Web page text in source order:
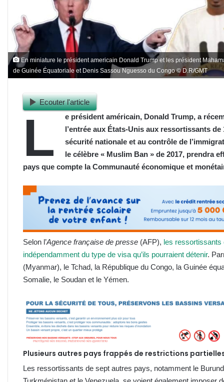
En miniature le président americain Donald Trump et les président
de Guinée Équatoriale et Denis Sassou Nguesso du Congo © D.R/GMT
Ecouter l'article
L
e président américain, Donald Trump, a
l’entrée aux États-Unis aux ressortissants
sécurité nationale et au contrôle de
le célèbre « Muslim Ban » de 2017, prendra
pays que compte la Communauté économique et
Selon l’Agence française de presse (AFP), les
indépendamment du type de visa qu’ils pourraient détenir.
(Myanmar), le Tchad, la République du Congo, la Guinée
Somalie, le Soudan et le Yémen.
Plusieurs autres pays frappés de restrictions
Les ressortissants de sept autres pays, notamment le